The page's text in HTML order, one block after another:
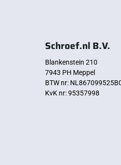
Schroef.nl B.V.
Blankenstein 210
7943 PH Meppel
BTW nr:
KvK nr: 95357998